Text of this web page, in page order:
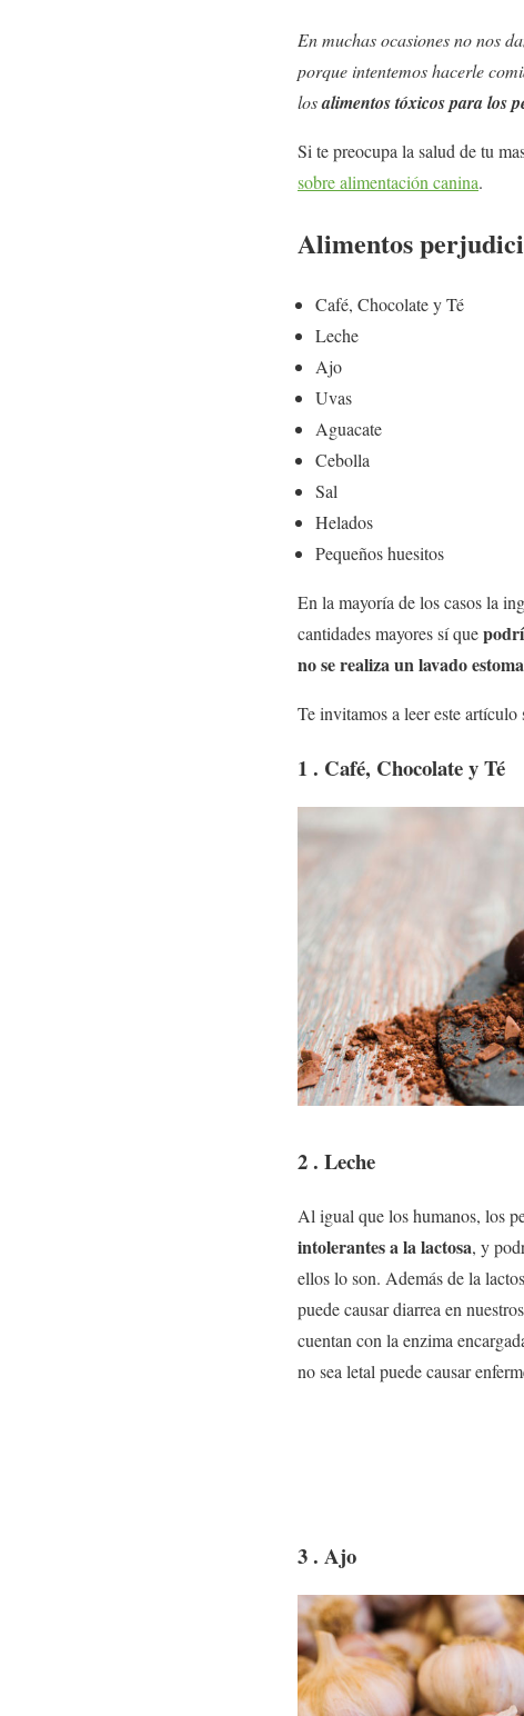
En muchas ocasiones no nos
porque intentemos hacerle
losalimentos tóxicos para los
Si te preocupa la salud de tu
sobre alimentación canina.
Alimentos
Café, Chocolate y Té
Leche
Ajo
Uvas
Aguacate
Cebolla
Sal
Helados
Pequeños huesitos
En la mayoría de los casos la
cantidades mayores sí que
no se realiza un lavado
Te invitamos a leer este artículo
1 . Café, Chocolate y Té
2 . Leche
Al igual que los humanos, los
intolerantes a la lactosa, y
ellos lo son. Además de la
puede causar diarrea en
cuentan con la enzima
no sea letal puede causar
3 . Ajo